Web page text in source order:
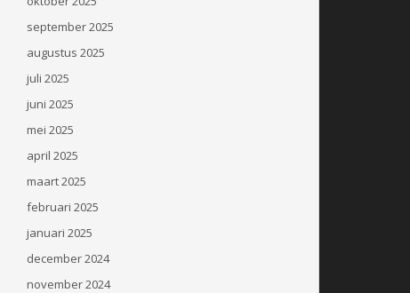
september 2025
augustus 2025
juli 2025
juni 2025
mei 2025
april 2025
maart 2025
februari 2025
januari 2025
december 2024
november 2024